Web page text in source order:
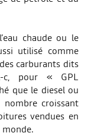
chaude ou le
utilisé comme
carburants dits
c, pour « GPL
que le diesel ou
nombre croissant
vendues en